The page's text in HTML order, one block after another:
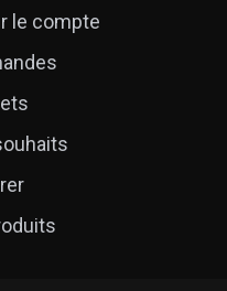
le compte